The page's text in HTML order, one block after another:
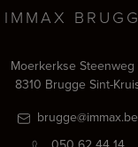
IMMAX
Moerkerkse Steenweg
8310 Brugge Sint-
brugge@immax.be